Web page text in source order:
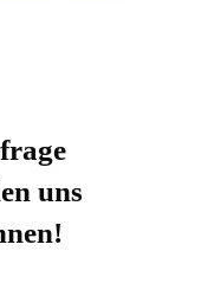
uns